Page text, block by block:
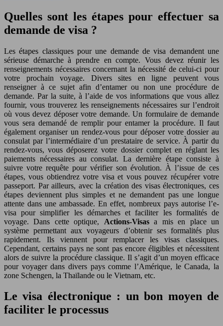
Quelles sont les étapes pour effectuer sa
demande de visa ?
Les étapes classiques pour une demande de visa demandent une
sérieuse démarche à prendre en compte. Vous devez réunir les
renseignements nécessaires concernant la nécessité de celui-ci pour
votre prochain voyage. Divers sites en ligne peuvent vous
renseigner à ce sujet afin d’entamer ou non une procédure de
demande. Par la suite, à l’aide de vos informations que vous allez
fournir, vous trouverez les renseignements nécessaires sur l’endroit
où vous devez déposer votre demande. Un formulaire de demande
vous sera demandé de remplir pour entamer la procédure. Il faut
également organiser un rendez-vous pour déposer votre dossier au
consulat par l’intermédiaire d’un prestataire de service. À partir du
rendez-vous, vous déposerez votre dossier complet en réglant les
paiements nécessaires au consulat. La dernière étape consiste à
suivre votre requête pour vérifier son évolution. À l’issue de ces
étapes, vous obtiendrez votre visa et vous pouvez récupérer votre
passeport. Par ailleurs, avec la création des visas électroniques, ces
étapes deviennent plus simples et ne demandent pas une longue
attente dans une ambassade. En effet, nombreux pays autorise l’e-
visa pour simplifier les démarches et faciliter les formalités de
voyage. Dans cette optique, Actions-Visasa mis en place un
système permettant aux voyageurs d’obtenir ses formalités plus
rapidement. Ils viennent pour remplacer les visas classiques.
Cependant, certains pays ne sont pas encore éligibles et nécessitent
alors de suivre la procédure classique. Il s’agit d’un moyen efficace
pour voyager dans divers pays comme l’Amérique, le Canada, la
zone Schengen, la Thaïlande ou le Vietnam, etc.
Le visa électronique : un bon moyen de
faciliter le processus